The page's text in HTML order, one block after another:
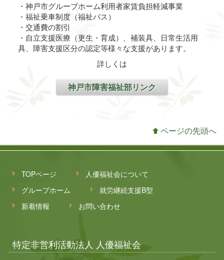
・神戸市グループホーム利用者家賃負担軽減事業
・福祉乗車制度（福祉パス）
・交通費の割引
・自立支援医療（更生・育成）、補装具、日常生活用
具、障害支援区分の認定等様々な支援があります。
詳しくは
神戸市障害福祉部リンク
TOPページ
人優福祉会について
グループホーム
就労継続支援B型
新着情報
お問い合わせ
特定非営利活動法人 人優福祉会
ページの先頭へ